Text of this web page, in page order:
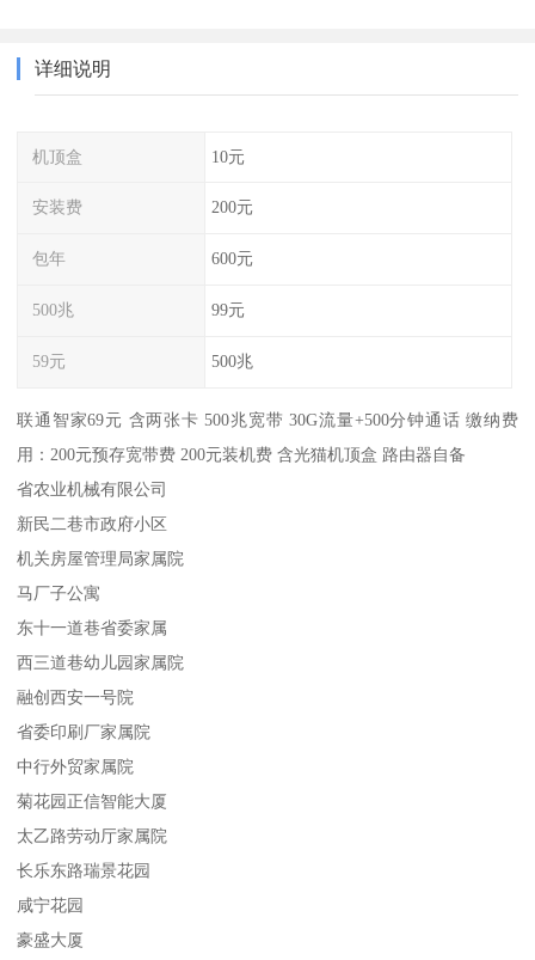
详细说明
机顶盒 10元
安装费 200元
包年 600元
500兆 99元
59元 500兆
联通智家69元 含两张卡 500兆宽带 30G流量+500分钟通话 缴纳费
用：200元预存宽带费 200元装机费 含光猫机顶盒 路由器自备
省农业机械有限公司
新民二巷市政府小区
机关房屋管理局家属院
马厂子公寓
东十一道巷省委家属
西三道巷幼儿园家属院
融创西安一号院
省委印刷厂家属院
中行外贸家属院
菊花园正信智能大厦
太乙路劳动厅家属院
长乐东路瑞景花园
咸宁花园
豪盛大厦